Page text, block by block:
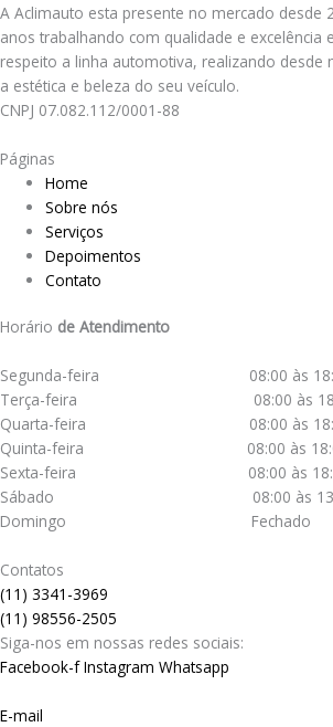
A Aclimauto esta presente no mercado desde
anos trabalhando com qualidade e excelência
respeito a linha automotiva, realizando desde
a estética e beleza do seu veículo.
CNPJ 07.082.112/0001-88
Páginas
Home
Sobre nós
Serviços
Depoimentos
Contato
Horário de Atendimento
Segunda-feira 08:00 às
Terça-feira 08:00 às
Quarta-feira 08:00 às
Quinta-feira 08:00 às
Sexta-feira 08:00 às
Sábado 08:00 às
Domingo Fechado
Contatos
(11) 3341-3969
(11) 98556-2505
Siga-nos em nossas redes sociais:
Facebook-fInstagram Whatsapp
E-mail